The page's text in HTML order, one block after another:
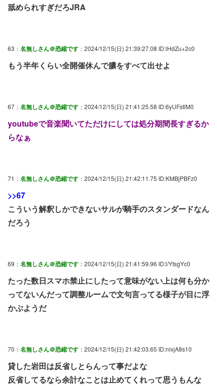
舐められすぎだろJRA
63： 名無しさん＠恐縮です ：2024/12/15(日) 21:39:27.08 ID:lHdZu+2c0
もう半年くらい全開催休んで膿をすべて出せよ
67： 名無しさん＠恐縮です ：2024/12/15(日) 21:41:25.58 ID:6yUFstlM0
youtubeで音楽聞いてただけにしては処分期間長すぎるか
らなぁ
71： 名無しさん＠恐縮です ：2024/12/15(日) 21:42:11.75 ID:KMBjPBFz0
>>67
こういう解釈しかできないサルが騎手のスタンダードなん
だろう
69： 名無しさん＠恐縮です ：2024/12/15(日) 21:41:59.96 ID:l/YtsgYc0
たった数日スマホ禁止にしたって意味がない上は何も分か
ってないんだって調整ルームで文句言ってる様子が目に浮
かぶようだ
70： 名無しさん＠恐縮です ：2024/12/15(日) 21:42:03.65 ID:nixjA8s10
貸した岩田は反省しとらんって事だよな
反省してるなら余計なことは止めてくれって思うもんな